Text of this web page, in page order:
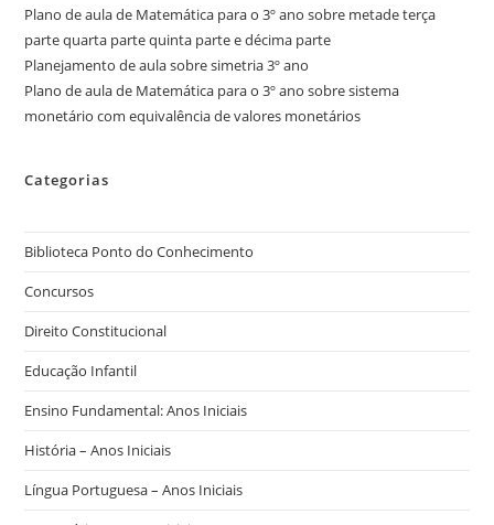
Plano de aula de Matemática para o 3º ano sobre metade terça
parte quarta parte quinta parte e décima parte
Planejamento de aula sobre simetria 3º ano
Plano de aula de Matemática para o 3º ano sobre sistema
monetário com equivalência de valores monetários
Categorias
Biblioteca Ponto do Conhecimento
Concursos
Direito Constitucional
Educação Infantil
Ensino Fundamental: Anos Iniciais
História – Anos Iniciais
Língua Portuguesa – Anos Iniciais